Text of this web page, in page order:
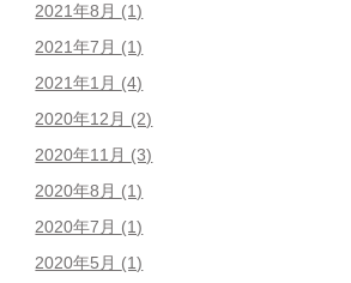
2021年8月 (1)
2021年7月 (1)
2021年1月 (4)
2020年12月 (2)
2020年11月 (3)
2020年8月 (1)
2020年7月 (1)
2020年5月 (1)